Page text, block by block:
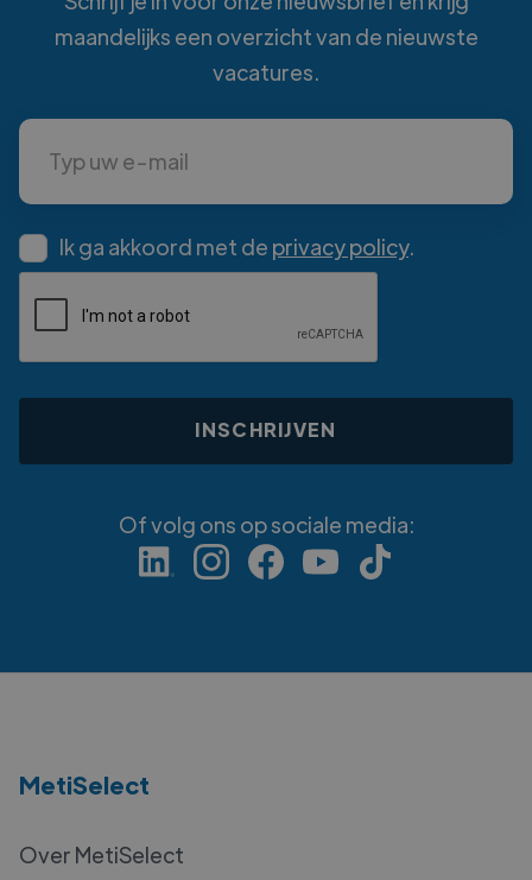
maandelijks een overzicht van de nieuwste
vacatures.
Ik ga akkoord met de privacy policy.
Of volg ons op sociale media:
MetiSelect
Over MetiSelect